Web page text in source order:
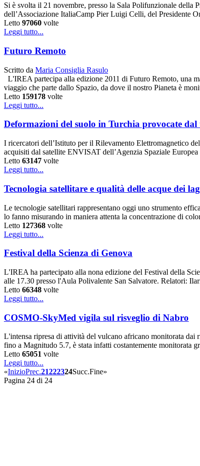
Si è svolta il 21 novembre, presso la Sala Polifunzionale della
dell’Associazione ItaliaCamp Pier Luigi Celli, del Presidente
Letto 97060 volte
Leggi tutto...
Futuro Remoto
Scritto da Maria Consiglia Rasulo
L'IREA partecipa alla edizione 2011 di Futuro Remoto, una
viaggio che parte dallo Spazio, da dove il nostro Pianeta è
Letto 159178 volte
Leggi tutto...
Deformazioni del suolo in Turchia provocate
I ricercatori dell’Istituto per il Rilevamento Elettromagnetico
acquisiti dal satellite ENVISAT dell’Agenzia Spaziale
Letto 63147 volte
Leggi tutto...
Tecnologia satellitare e qualità delle acque dei
Le tecnologie satellitari rappresentano oggi uno strumento
lo fanno misurando in maniera attenta la concentrazione di
Letto 127368 volte
Leggi tutto...
Festival della Scienza di Genova
L'IREA ha partecipato alla nona edizione del Festival della
alle 17.30 presso l'Aula Polivalente San Salvatore. Relatori:
Letto 66348 volte
Leggi tutto...
COSMO-SkyMed vigila sul risveglio di Nabro
L'intensa ripresa di attività del vulcano africano monitorata
fino a Magnitudo 5.7, è stata infatti costantemente monitorata
Letto 65051 volte
Leggi tutto...
«InizioPrec.21222324Succ.Fine»
Pagina 24 di 24